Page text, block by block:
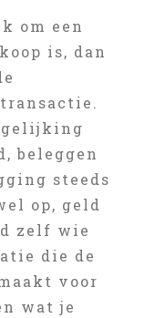
om een
is, dan
beleggen
steeds
op, geld
zelf wie
die de
voor
wat je